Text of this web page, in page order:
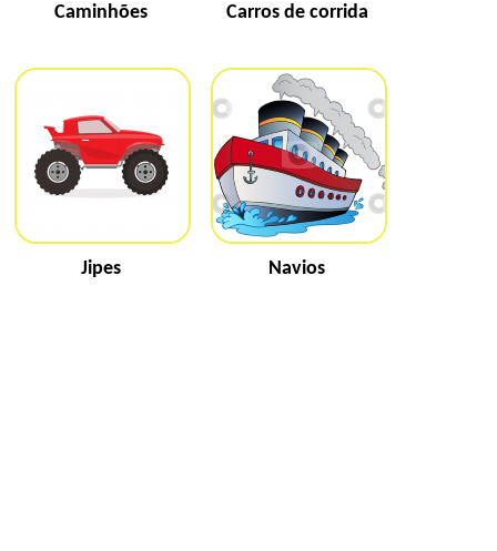
Caminhões Carros de corrida
Jipes Navios